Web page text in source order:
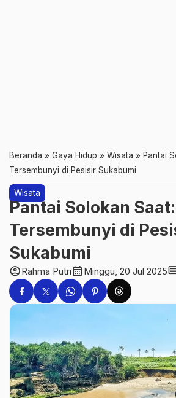
Beranda » Gaya Hidup » Wisata » Pantai
Tersembunyi di Pesisir Sukabumi
Wisata
Pantai Solokan
Tersembunyi di
Sukabumi
account_circleRahma Putricalendar_month Minggu, 20 Jul 2025